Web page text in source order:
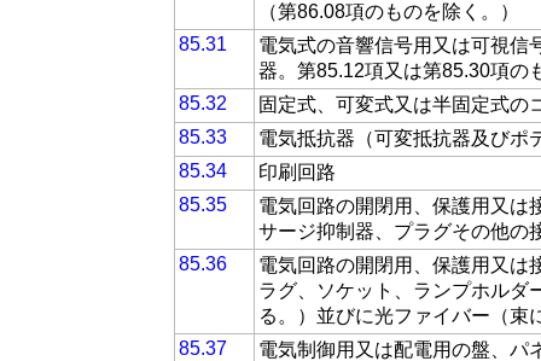
（第86.08項のものを除く。）
85.31
電気式の音響信号用又は可視信
器。第85.12項又は第85.30項の
85.32
固定式、可変式又は半固定式の
85.33
電気抵抗器（可変抵抗器及びポ
85.34
印刷回路
85.35
電気回路の開閉用、保護用又は
サージ抑制器、プラグその他の
85.36
電気回路の開閉用、保護用又は
ラグ、ソケット、ランプホルダ
る。）並びに光ファイバー（束
85.37
電気制御用又は配電用の盤、パ